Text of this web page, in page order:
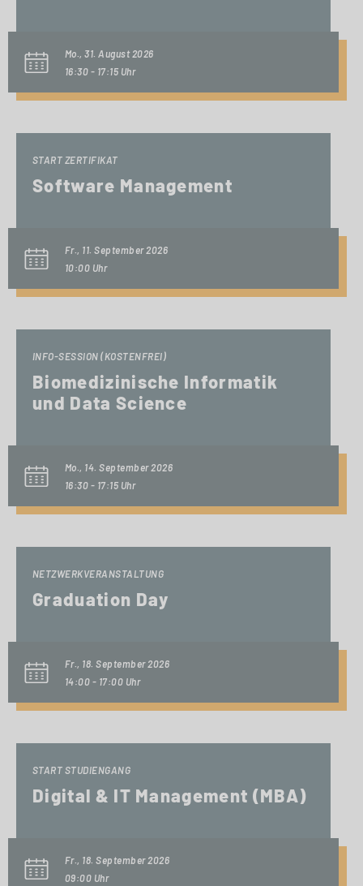
Mo., 31. August 2026
16:30 - 17:15 Uhr
START ZERTIFIKAT
Software Management
Fr., 11. September 2026
10:00 Uhr
INFO-SESSION (KOSTENFREI)
Biomedizinische Informatik
und Data Science
Mo., 14. September 2026
16:30 - 17:15 Uhr
NETZWERKVERANSTALTUNG
Graduation Day
Fr., 18. September 2026
14:00 - 17:00 Uhr
START STUDIENGANG
Digital & IT Management (MBA)
Fr., 18. September 2026
09:00 Uhr